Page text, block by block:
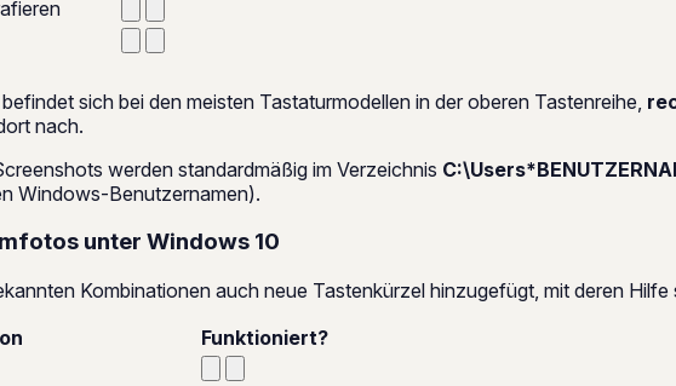
sich bei den meisten Tastaturmodellen in der oberen Tastenreihe,
nach.
werden standardmäßig im Verzeichnis
Windows-Benutzernamen).
unter Windows 10
Kombinationen auch neue Tastenkürzel hinzugefügt, mit deren
Funktioniert?